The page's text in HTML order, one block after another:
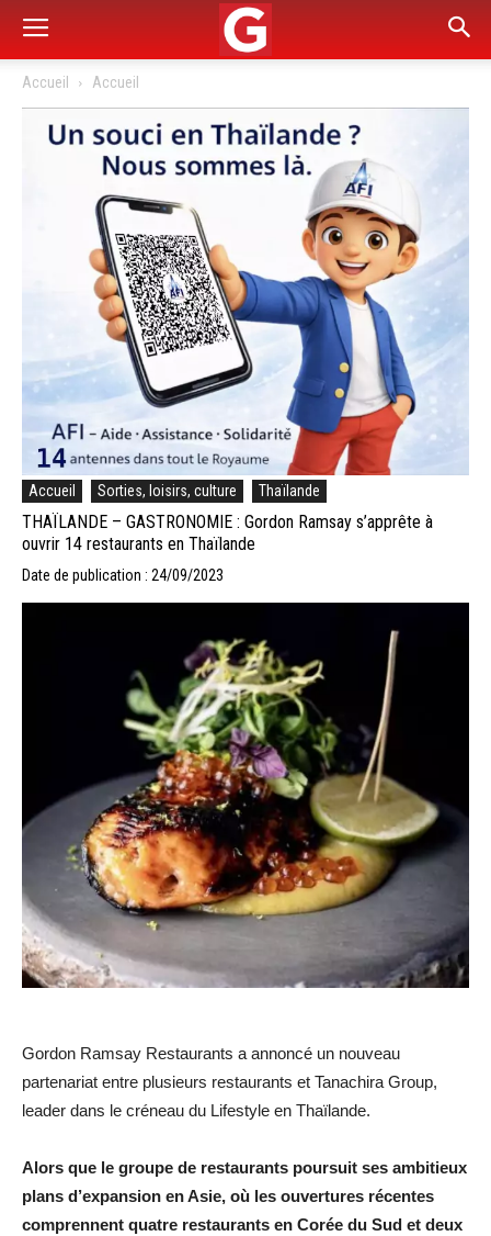
Accueil Accueil
Accueil Sorties, loisirs, culture Thaïlande
THAÏLANDE – GASTRONOMIE : Gordon Ramsay s’apprête à
ouvrir 14 restaurants en Thaïlande
Date de publication : 24/09/2023
Gordon Ramsay Restaurants a annoncé un nouveau
partenariat entre plusieurs restaurants et Tanachira Group,
leader dans le créneau du Lifestyle en Thaïlande.
Alors que le groupe de restaurants poursuit ses ambitieux
plans d’expansion en Asie, où les ouvertures récentes
comprennent quatre restaurants en Corée du Sud et deux